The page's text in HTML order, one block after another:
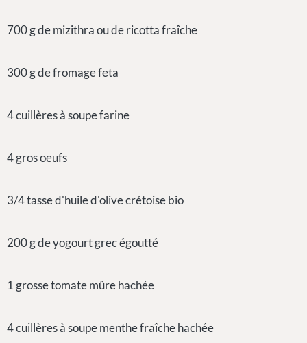
700 g de mizithra ou de ricotta fraîche
300 g de fromage feta
4 cuillères à soupe farine
4 gros oeufs
3/4 tasse d'huile d'olive crétoise bio
200 g de yogourt grec égoutté
1 grosse tomate mûre hachée
4 cuillères à soupe menthe fraîche hachée